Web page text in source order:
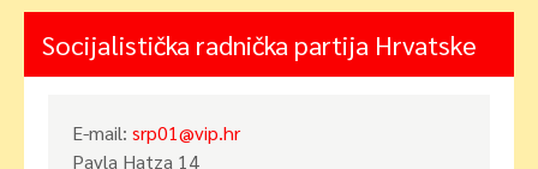
Socijalistička radnička partija Hrvatske
E-mail: srp01@vip.hr
Pavla Hatza 14